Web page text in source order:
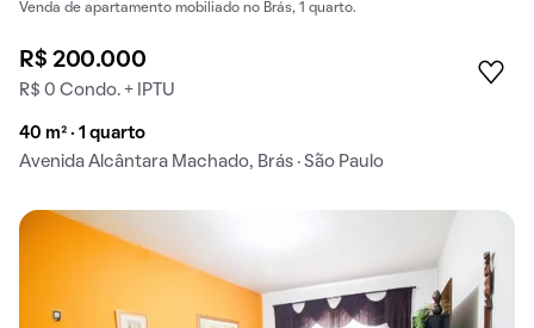
Venda de apartamento mobiliado no Brás, 1 quarto.
R$ 200.000
R$ 0 Condo. + IPTU
40 m² · 1 quarto
Avenida Alcântara Machado, Brás · São Paulo